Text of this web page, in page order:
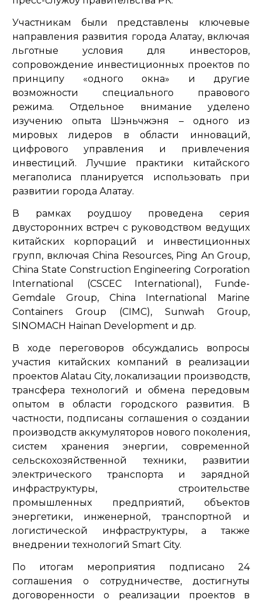
Участникам были представлены ключевые
направления развития города Алатау, включая
льготные условия для инвесторов,
сопровождение инвестиционных проектов по
принципу «одного окна» и другие
возможности специального правового
режима. Отдельное внимание уделено
изучению опыта Шэньчжэня – одного из
мировых лидеров в области инноваций,
цифрового управления и привлечения
инвестиций. Лучшие практики китайского
мегаполиса планируется использовать при
развитии города Алатау.
В рамках роудшоу проведена серия
двусторонних встреч с руководством ведущих
китайских корпораций и инвестиционных
групп, включая China Resources, Ping An Group,
China State Construction Engineering Corporation
International (CSCEC International), Funde-
Gemdale Group, China International Marine
Containers Group (CIMC), Sunwah Group,
SINOMACH Hainan Development и др.
В ходе переговоров обсуждались вопросы
участия китайских компаний в реализации
проектов Alatau City, локализации производств,
трансфера технологий и обмена передовым
опытом в области городского развития. В
частности, подписаны соглашения о создании
производств аккумуляторов нового поколения,
систем хранения энергии, современной
сельскохозяйственной техники, развитии
электрического транспорта и зарядной
инфраструктуры, строительстве
промышленных предприятий, объектов
энергетики, инженерной, транспортной и
логистической инфраструктуры, а также
внедрении технологий Smart City.
По итогам мероприятия подписано 24
соглашения о сотрудничестве, достигнуты
договоренности о реализации проектов в